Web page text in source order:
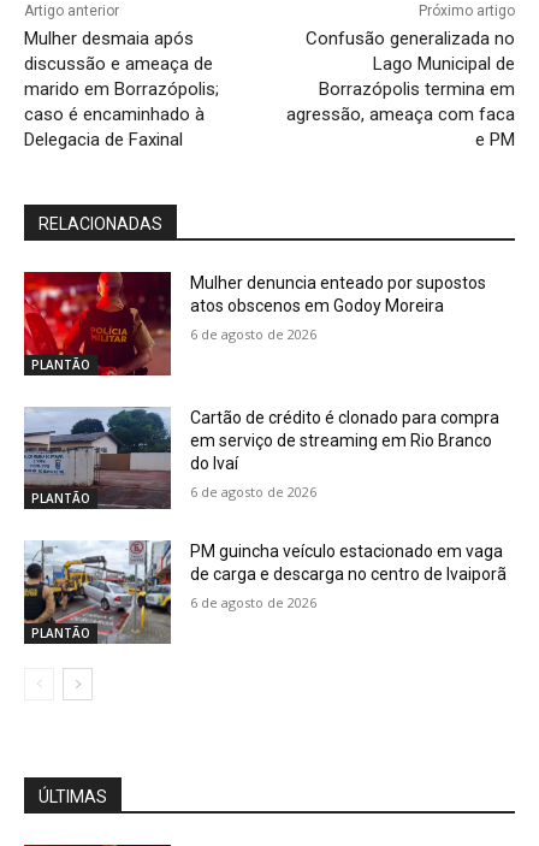
Artigo anterior
Mulher desmaia após
discussão e ameaça de
marido em Borrazópolis;
caso é encaminhado à
Delegacia de Faxinal
Próximo artigo
Confusão generalizada no
Lago Municipal de
Borrazópolis termina em
agressão, ameaça com faca
e PM
RELACIONADAS
PLANTÃO
Mulher denuncia enteado por supostos
atos obscenos em Godoy Moreira
6 de agosto de 2026
PLANTÃO
Cartão de crédito é clonado para compra
em serviço de streaming em Rio Branco
do Ivaí
6 de agosto de 2026
PLANTÃO
PM guincha veículo estacionado em vaga
de carga e descarga no centro de Ivaiporã
6 de agosto de 2026
ÚLTIMAS